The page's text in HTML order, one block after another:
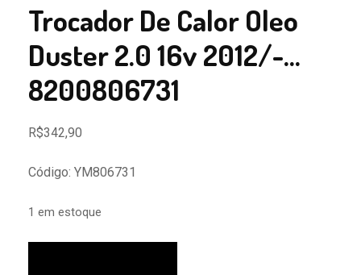
Trocador De Calor Oleo
Duster 2.0 16v 2012/-…
8200806731
R$342,90
Código: YM806731
1 em estoque